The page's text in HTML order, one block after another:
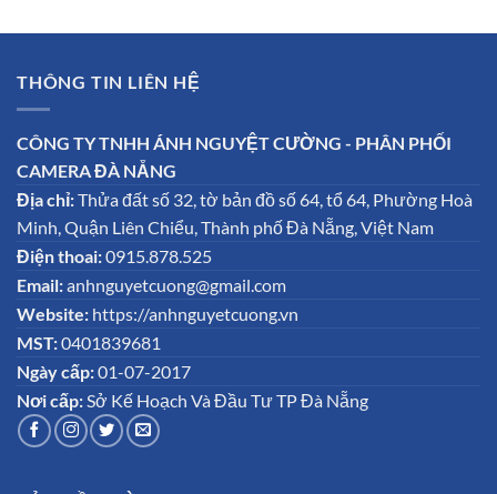
THÔNG TIN LIÊN HỆ
CÔNG TY TNHH ÁNH NGUYỆT CƯỜNG - PHÂN PHỐI
CAMERA ĐÀ NẴNG
Địa chỉ:Thửa đất số 32, tờ bản đồ số 64, tổ 64, Phường Hoà
Minh, Quận Liên Chiểu, Thành phố Đà Nẵng, Việt Nam
Điện thoai:0915.878.525
Email:anhnguyetcuong@gmail.com
Website: https://anhnguyetcuong.vn
MST:0401839681
Ngày cấp:01-07-2017
Nơi cấp: Sở Kế Hoạch Và Đầu Tư TP Đà Nẵng